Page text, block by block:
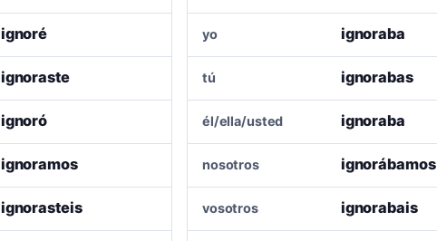
ignoré
ignoraste
ignoró
ignoramos
ignorasteis
yo ignoraba
tú ignorabas
él/ella/usted ignoraba
nosotros ignorábamos
vosotros ignorabais